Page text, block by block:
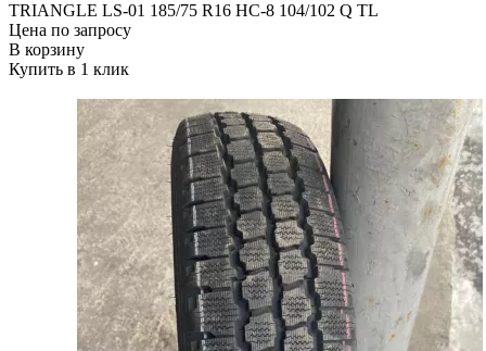
TRIANGLE LS-01 185/75 R16 НС-8 104/102 Q TL
Цена по запросу
В корзину
Купить в 1 клик